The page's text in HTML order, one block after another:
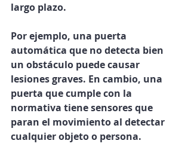
largo plazo.
Por ejemplo, una puerta
automática que no detecta bien
un obstáculo puede causar
lesiones graves. En cambio, una
puerta que cumple con la
normativa tiene sensores que
paran el movimiento al detectar
cualquier objeto o persona.